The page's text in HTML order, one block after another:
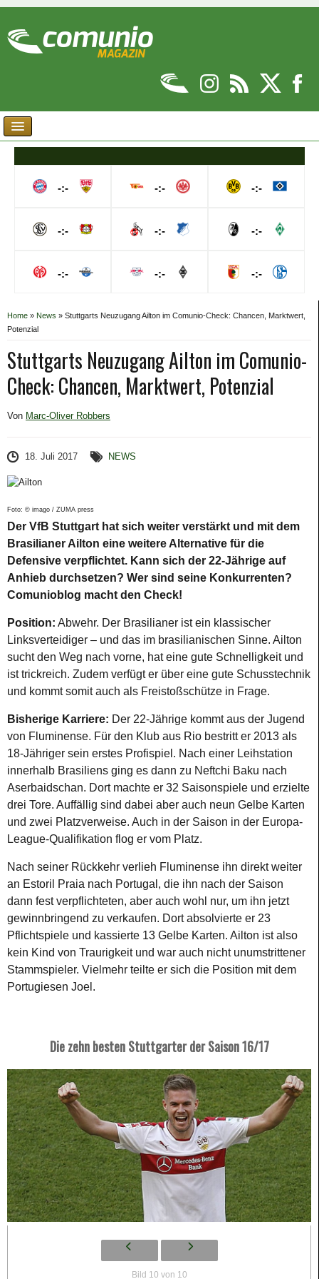
-:-
-:-
-:-
-:-
-:-
-:-
-:-
-:-
-:-
Home » News » Stuttgarts Neuzugang Ailton im Comunio-Check: Chancen, Marktwert,
Potenzial
Stuttgarts Neuzugang Ailton im Comunio-
Check: Chancen, Marktwert, Potenzial
Von Marc-Oliver Robbers
18. Juli 2017 NEWS
Foto: © imago / ZUMA press
Der VfB Stuttgart hat sich weiter verstärkt und mit dem
Brasilianer Ailton eine weitere Alternative für die
Defensive verpflichtet. Kann sich der 22-Jährige auf
Anhieb durchsetzen? Wer sind seine Konkurrenten?
Comunioblog macht den Check!
Position: Abwehr. Der Brasilianer ist ein klassischer
Linksverteidiger – und das im brasilianischen Sinne. Ailton
sucht den Weg nach vorne, hat eine gute Schnelligkeit und
ist trickreich. Zudem verfügt er über eine gute Schusstechnik
und kommt somit auch als Freistoßschütze in Frage.
Bisherige Karriere: Der 22-Jährige kommt aus der Jugend
von Fluminense. Für den Klub aus Rio bestritt er 2013 als
18-Jähriger sein erstes Profispiel. Nach einer Leihstation
innerhalb Brasiliens ging es dann zu Neftchi Baku nach
Aserbaidschan. Dort machte er 32 Saisonspiele und erzielte
drei Tore. Auffällig sind dabei aber auch neun Gelbe Karten
und zwei Platzverweise. Auch in der Saison in der Europa-
League-Qualifikation flog er vom Platz.
Nach seiner Rückkehr verlieh Fluminense ihn direkt weiter
an Estoril Praia nach Portugal, die ihn nach der Saison
dann fest verpflichteten, aber auch wohl nur, um ihn jetzt
gewinnbringend zu verkaufen. Dort absolvierte er 23
Pflichtspiele und kassierte 13 Gelbe Karten. Ailton ist also
kein Kind von Traurigkeit und war auch nicht unumstrittener
Stammspieler. Vielmehr teilte er sich die Position mit dem
Portugiesen Joel.
Die zehn besten Stuttgarter der Saison 16/17
Bild 10 von 10